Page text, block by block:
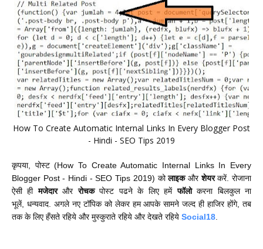
How To Create Automatic Internal Links In Every Blogger Post
- Hindi - SEO Tips 2019
कृपया, पोस्ट (How To Create Automatic Internal Links In Every
Blogger Post - Hindi - SEO Tips 2019) को लाइक और शेयर करें. रोजाना
ऐसी ही मजेदार और रोचक पोस्ट पढने के लिए हमें फॉलोकरना बिलकुल ना
भूलें, धन्यवाद. अगले नए टॉपिक को लेकर हम आपके सामने जल्द ही हाजिर होंगे, तब
तक के लिए हँसते रहिये और मुस्कुराते रहिये और देखते रहिये Social18